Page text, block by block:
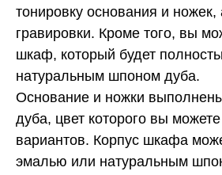
тонировку основания и ножек,
гравировки. Кроме того, вы
шкаф, который будет
натуральным шпоном дуба.
Основание и ножки
дуба, цвет которого вы
вариантов. Корпус шкафа
эмалью или натуральным